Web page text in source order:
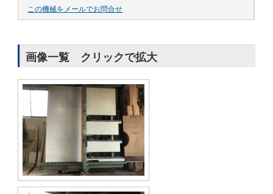
この機械をメールでお問合せ
画像一覧 クリックで拡大